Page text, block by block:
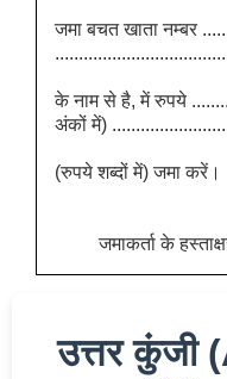
जमा बचत खाता नम्बर
के नाम से है, में रुपये
अंकों में)
(रुपये शब्दों में) जमा करें।
जमाकर्ता के
उत्तर कुंजी